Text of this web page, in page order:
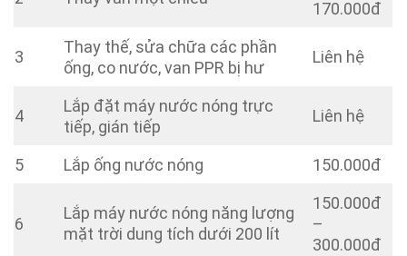
170.000đ
3
Thay thế, sửa chữa các phần
ống, co nước, van PPR bị hư
Liên hệ
4
Lắp đặt máy nước nóng trực
tiếp, gián tiếp
Liên hệ
5 Lắp ống nước nóng 150.000đ
6
Lắp máy nước nóng năng lượng
mặt trời dung tích dưới 200 lít
150.000đ
–
300.000đ